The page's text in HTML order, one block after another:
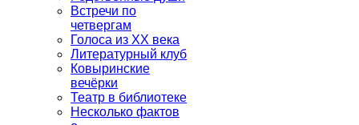
Встречи по
четвергам
Голоса из ХХ века
Литературный клуб
Ковыринские
вечёрки
Театр в библиотеке
Несколько фактов